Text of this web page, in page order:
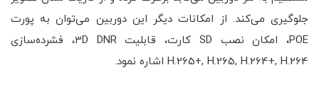
جلوگیری می‌کند. از امکانات دیگر این دوربین می‌توان به پورت
POE، امکان نصب SD کارت، قابلیت 3D DNR، فشرده‌سازی
H.265+, H.265, H.264+, H.264 اشاره نمود.